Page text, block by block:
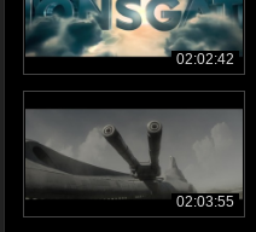
02:02:42
02:03:55